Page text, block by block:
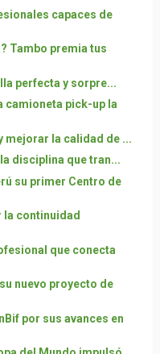
capaces de
Tambo premia tus
perfecta y sorpre...
camioneta pick-up la
mejorar la calidad de ...
disciplina que tran...
su primer Centro de
la continuidad
que conecta
nuevo proyecto de
por sus avances en